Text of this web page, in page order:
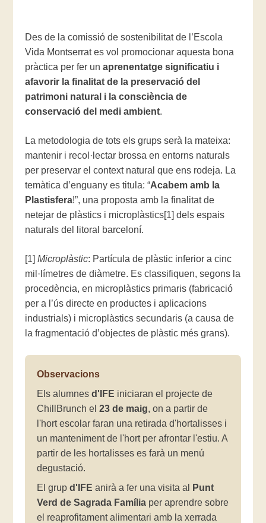
Des de la comissió de sostenibilitat de l’Escola
Vida Montserrat es vol promocionar aquesta bona
pràctica per fer unaprenentatge significatiu i
afavorir la finalitat de la preservació del
patrimoni natural i la consciència de
conservació del medi ambient.
La metodologia de tots els grups serà la mateixa:
mantenir i recol·lectar brossa en entorns naturals
per preservar el context natural que ens rodeja. La
temàtica d’enguany es titula: “Acabem amb la
Plastisfera!”, una proposta amb la finalitat de
netejar de plàstics i microplàstics[1] dels espais
naturals del litoral barceloní.
[1]Microplàstic: Partícula de plàstic inferior a cinc
mil·límetres de diàmetre. Es classifiquen, segons la
procedència, en microplàstics primaris (fabricació
per a l’ús directe en productes i aplicacions
industrials) i microplàstics secundaris (a causa de
la fragmentació d’objectes de plàstic més grans).
Observacions
Els alumnesd'IFE iniciaran el projecte de
ChillBrunch el23 de maig, on a partir de
l'hort escolar faran una retirada d'hortalisses i
un manteniment de l'hort per afrontar l'estiu. A
partir de les hortalisses es farà un menú
degustació.
El grupd'IFE anirà a fer una visita al
Punt
Verd de Sagrada Família per aprendre sobre
el reaprofitament alimentari amb la xerrada